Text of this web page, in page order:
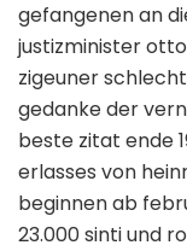
gefangenen an
justizminister
zigeuner
gedanke der
beste zitat ende
erlasses von
beginnen ab
23.000 sinti und